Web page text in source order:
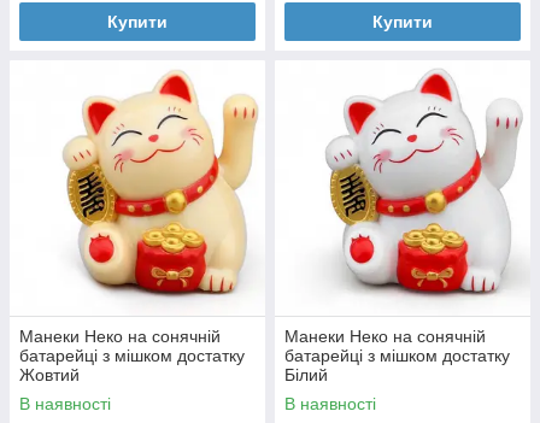
Купити Купити
Манеки Неко на сонячній
батарейці з мішком достатку
Жовтий
В наявності
Манеки Неко на сонячній
батарейці з мішком достатку
Білий
В наявності